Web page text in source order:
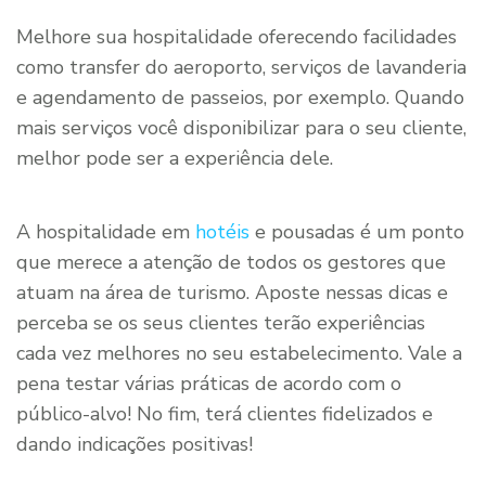
Melhore sua hospitalidade oferecendo facilidades
como transfer do aeroporto, serviços de lavanderia
e agendamento de passeios, por exemplo. Quando
mais serviços você disponibilizar para o seu cliente,
melhor pode ser a experiência dele.
A hospitalidade em hotéis e pousadas é um ponto
que merece a atenção de todos os gestores que
atuam na área de turismo. Aposte nessas dicas e
perceba se os seus clientes terão experiências
cada vez melhores no seu estabelecimento. Vale a
pena testar várias práticas de acordo com o
público-alvo! No fim, terá clientes fidelizados e
dando indicações positivas!